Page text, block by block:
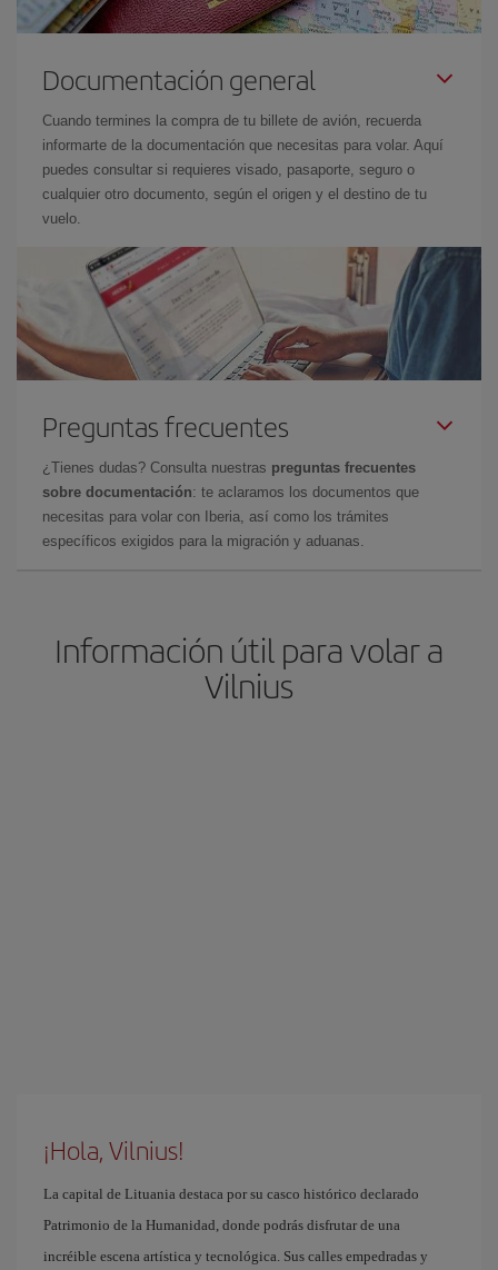
Documentación general
Cuando termines la compra de tu billete de avión, recuerda
informarte de la documentación que necesitas para volar. Aquí
puedes consultar si requieres visado, pasaporte, seguro o
cualquier otro documento, según el origen y el destino de tu
vuelo.
Preguntas frecuentes
¿Tienes dudas? Consulta nuestras preguntas frecuentes
sobre documentación: te aclaramos los documentos que
necesitas para volar con Iberia, así como los trámites
específicos exigidos para la migración y aduanas.
Información útil para volar a
Vilnius
¡Hola, Vilnius!
La capital de Lituania destaca por su casco histórico declarado
Patrimonio de la Humanidad, donde podrás disfrutar de una
incréible escena artística y tecnológica. Sus calles empedradas y